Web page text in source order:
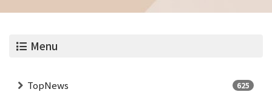
Menu
TopNews 625